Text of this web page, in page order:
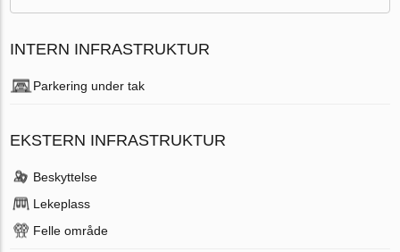
INTERN INFRASTRUKTUR
Parkering under tak
EKSTERN INFRASTRUKTUR
Beskyttelse
Lekeplass
Felle område